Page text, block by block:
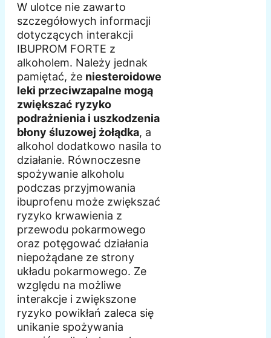
W ulotce nie zawarto
szczegółowych informacji
dotyczących interakcji
IBUPROM FORTE z
alkoholem. Należy jednak
pamiętać, że niesteroidowe
leki przeciwzapalne mogą
zwiększać ryzyko
podrażnienia i uszkodzenia
błony śluzowej żołądka, a
alkohol dodatkowo nasila to
działanie. Równoczesne
spożywanie alkoholu
podczas przyjmowania
ibuprofenu może zwiększać
ryzyko krwawienia z
przewodu pokarmowego
oraz potęgować działania
niepożądane ze strony
układu pokarmowego. Ze
względu na możliwe
interakcje i zwiększone
ryzyko powikłań zaleca się
unikanie spożywania